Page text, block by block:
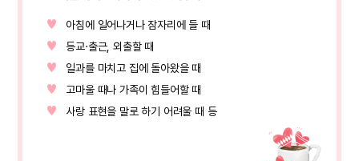
아침에 일어나거나 잠자리에 들 때
등교·출근, 외출할 때
일과를 마치고 집에 돌아왔을 때
고마울 때나 가족이 힘들어할 때
사랑 표현을 말로 하기 어려울 때 등